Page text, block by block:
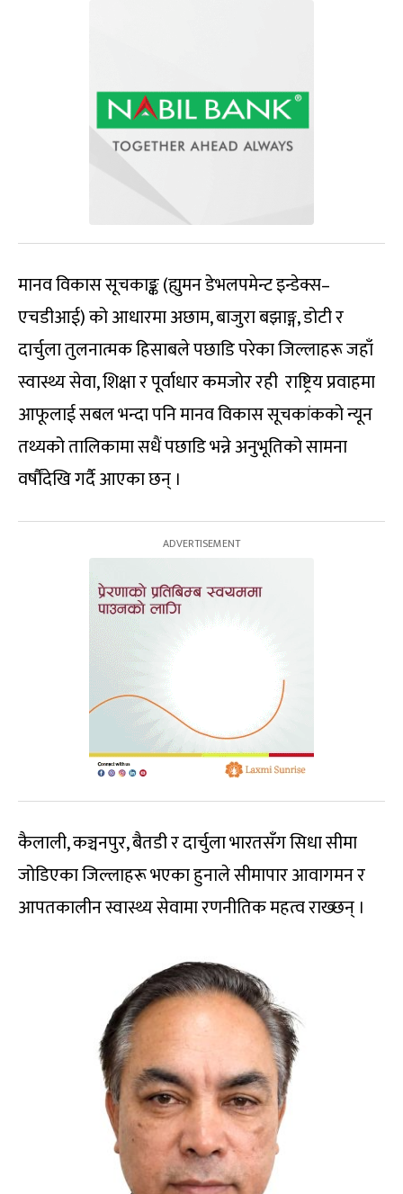
मानव विकास सूचकाङ्क (ह्युमन डेभलपमेन्ट इन्डेक्स–
एचडीआई) को आधारमा अछाम, बाजुरा बझाङ्ग, डोटी र
दार्चुला तुलनात्मक हिसाबले पछाडि परेका जिल्लाहरू जहाँ
स्वास्थ्य सेवा, शिक्षा र पूर्वाधार कमजोर रही राष्ट्रिय प्रवाहमा
आफूलाई सबल भन्दा पनि मानव विकास सूचकांकको न्यून
तथ्यको तालिकामा सधैं पछाडि भन्ने अनुभूतिको सामना
वर्षौंदेखि गर्दै आएका छन् ।
कैलाली, कञ्चनपुर, बैतडी र दार्चुला भारतसँग सिधा सीमा
जोडिएका जिल्लाहरू भएका हुनाले सीमापार आवागमन र
आपतकालीन स्वास्थ्य सेवामा रणनीतिक महत्व राख्छन् ।